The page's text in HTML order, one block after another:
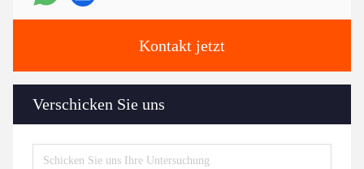
Kontakt jetzt
Verschicken Sie uns